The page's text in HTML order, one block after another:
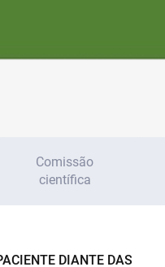
Comissão
científica
DIANTE DAS